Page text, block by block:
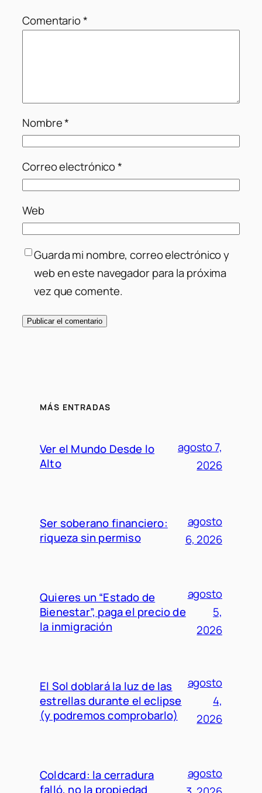
Comentario*
Nombre*
Correo electrónico*
Web
Guarda mi nombre, correo electrónico y
web en este navegador para la próxima
vez que comente.
MÁS ENTRADAS
Ver el Mundo Desde lo
Alto
agosto 7,
2026
Ser soberano financiero:
riqueza sin permiso
agosto
6, 2026
Quieres un “Estado de
Bienestar”, paga el precio de
la inmigración
agosto
5,
2026
El Sol doblará la luz de las
estrellas durante el eclipse
(y podremos comprobarlo)
agosto
4,
2026
Coldcard: la cerradura
falló, no la propiedad
agosto